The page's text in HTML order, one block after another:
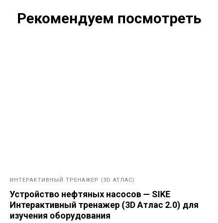
Рекомендуем посмотреть
ИНТЕРАКТИВНЫЙ ТРЕНАЖЕР (3D АТЛАС)
Устройство нефтяных насосов — SIKE
Интерактивный тренажер (3D Атлас 2.0) для
изучения оборудования